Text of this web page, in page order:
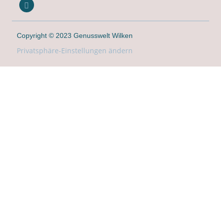
Copyright © 2023 Genusswelt Wilken
Privatsphäre-Einstellungen ändern